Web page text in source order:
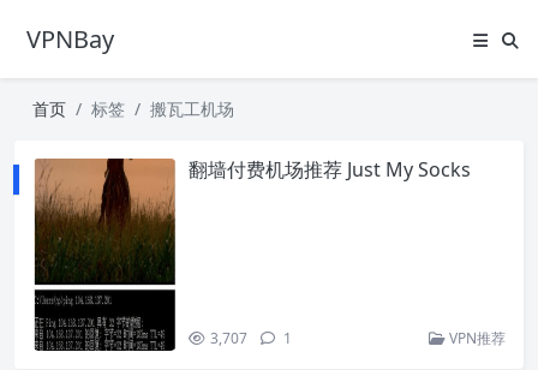
VPNBay
首页 标签 搬瓦工机场
翻墙付费机场推荐 Just My Socks
3,707 1 VPN推荐